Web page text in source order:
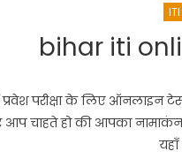
ITI
bihar iti
परीक्षा के लिए ऑनलाइन
आप चाहते हो की आपका